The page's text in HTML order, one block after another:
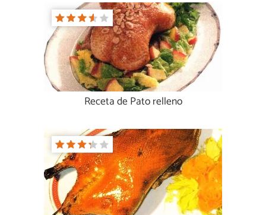
Receta de Pato relleno